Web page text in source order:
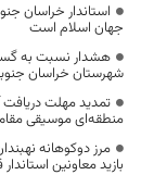
استاندار خراسان
جهان اسلام است
شهرستان خراسان
تمدید مهلت دریافت
منطقه‌ای موسیقی
مرز دوکوهانه
بازید معاونین